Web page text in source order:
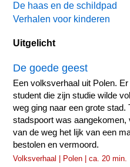
De haas en de schildpad
Verhalen voor kinderen
Uitgelicht
De goede geest
Een volksverhaal uit Polen.
student die zijn studie wilde
weg ging naar een grote stad.
stadspoort was aangekomen,
van de weg het lijk van een
bestolen en vermoord.
Volksverhaal | Polen | ca. 20 min.